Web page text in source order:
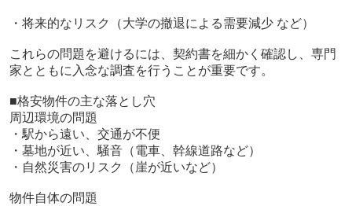
・将来的なリスク（大学の撤退による需要減少 など）
これらの問題を避けるには、契約書を細かく確認し、専門
家とともに入念な調査を行うことが重要です。
■格安物件の主な落とし穴
周辺環境の問題
・駅から遠い、交通が不便
・墓地が近い、騒音（電車、幹線道路など）
・自然災害のリスク（崖が近いなど）
物件自体の問題